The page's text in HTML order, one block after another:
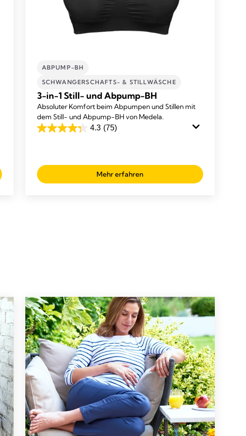
ABPUMP-BH
SCHWANGERSCHAFTS- & STILLWÄSCHE
3-in-1 Still- und Abpump-BH
Absoluter Komfort beim Abpumpen und Stillen mit
dem Still- und Abpump-BH von Medela.
4.3 (75)
4.3
Sternen.
75
Mehr erfahren